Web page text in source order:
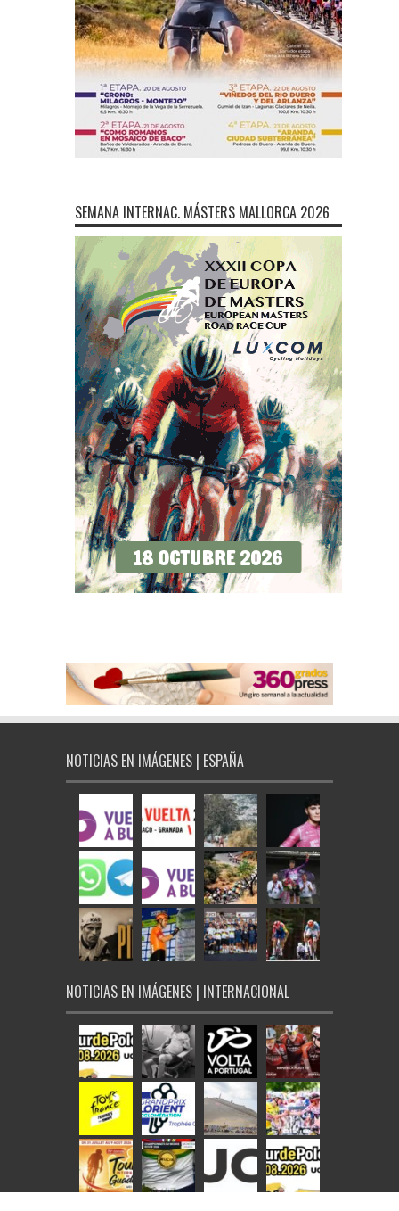
SEMANA INTERNAC. MÁSTERS MALLORCA 2026
NOTICIAS EN IMÁGENES | ESPAÑA
NOTICIAS EN IMÁGENES | INTERNACIONAL